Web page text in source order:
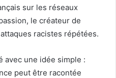
sur les réseaux
le créateur de
racistes répétées.
avec une idée simple :
peut être racontée